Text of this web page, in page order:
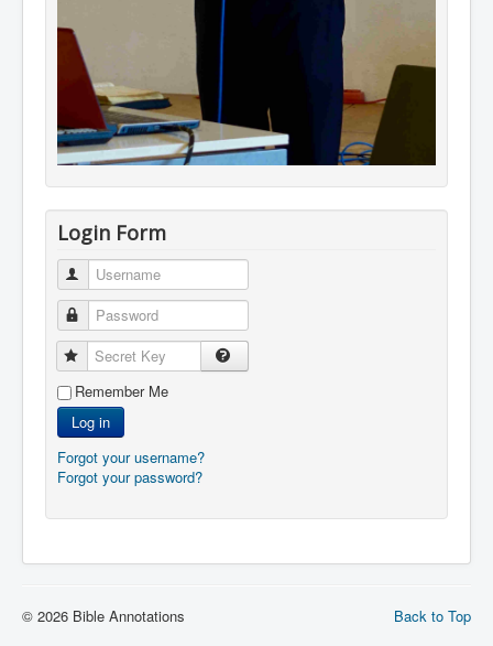
Login Form
Username
Password
Secret Key
Remember Me
Log in
Forgot your username?
Forgot your password?
Back to Top
© 2026 Bible Annotations